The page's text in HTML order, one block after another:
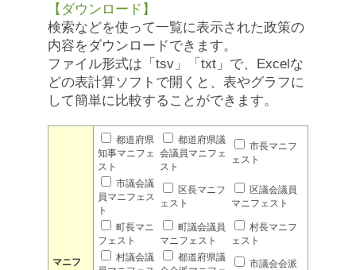
【ダウンロード】
検索などを使って一覧に表示された政策の
内容をダウンロードできます。
ファイル形式は「tsv」「txt」で、Excelな
どの表計算ソフトで開くと、表やグラフに
して簡単に比較することができます。
マニフ
都道府県
知事マニフェ
スト
都道府県議
会議員マニフェ
スト
市長マニフ
ェスト
市議会議
員マニフェス
ト
区長マニフ
ェスト
区議会議員
マニフェスト
町長マニ
フェスト
町議会議員
マニフェスト
村長マニフ
ェスト
村議会議
都道府県議
市議会会派